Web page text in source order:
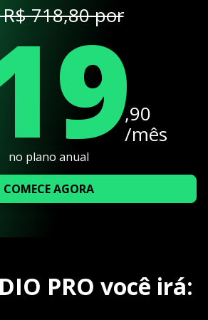
718,80 por
,90
/mês
no plano anual
COMECE AGORA
PRO você irá: